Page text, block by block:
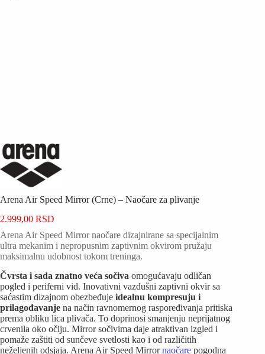
Arena Air Speed Mirror (Crne) – Naočare za plivanje
2.999,00 RSD
Arena Air Speed Mirror naočare dizajnirane sa specijalnim
ultra mekanim i nepropusnim zaptivnim okvirom pružaju
maksimalnu udobnost tokom treninga.
Čvrsta i sada znatno veća sočiva omogućavaju odličan
pogled i periferni vid. Inovativni vazdušni zaptivni okvir sa
saćastim dizajnom obezbeđuje idealnu kompresuju i
prilagođavanje na način ravnomernog raspoređivanja pritiska
prema obliku lica plivača. To doprinosi smanjenju neprijatnog
crvenila oko očiju. Mirror sočivima daje atraktivan izgled i
pomaže zaštiti od sunčeve svetlosti kao i od različitih
neželjenih odsjaja. Arena Air Speed Mirrornaočare pogodna